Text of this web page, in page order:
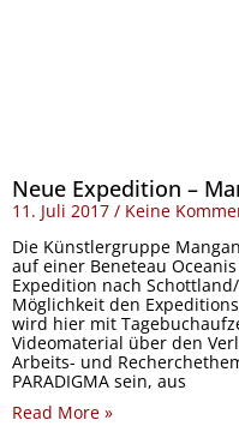
Neue Expedition –
11. Juli 2017
Keine
Die Künstlergruppe
auf einer Beneteau
Expedition nach
Möglichkeit den
wird hier mit
Videomaterial über den
Arbeits- und
PARADIGMA sein, aus
Read More »